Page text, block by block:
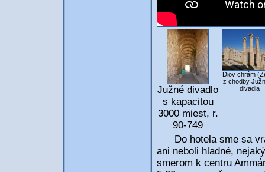
Južné divadlo
s kapacitou
3000 miest, r.
90-749
Diov chrám
z chodby
divadla
Do hotela sme sa
ani neboli hladné,
smerom k centru